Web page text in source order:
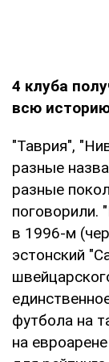
4 клуба
всю
"Таврия",
разные
разные
поговорили.
в 1996-м
эстонский
футбола на
на